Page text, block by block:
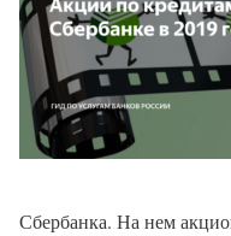
Сбербанка. На нем